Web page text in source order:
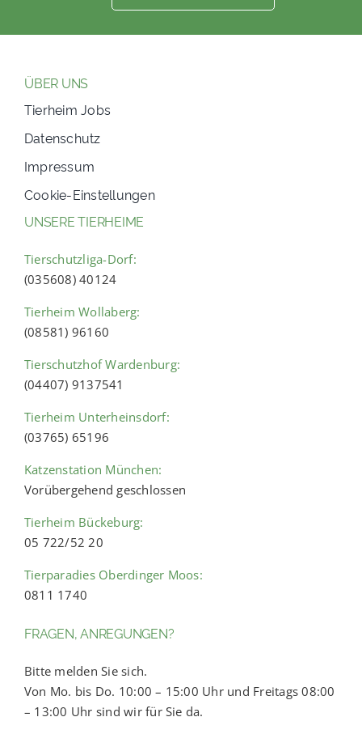
ÜBER UNS
Tierheim Jobs
Datenschutz
Impressum
Cookie-Einstellungen
UNSERE TIERHEIME
Tierschutzliga-Dorf:
(035608) 40124
Tierheim Wollaberg:
(08581) 96160
Tierschutzhof Wardenburg:
(04407) 9137541
Tierheim Unterheinsdorf:
(03765) 65196
Katzenstation München:
Vorübergehend geschlossen
Tierheim Bückeburg:
05 722/52 20
Tierparadies Oberdinger Moos:
0811 1740
FRAGEN, ANREGUNGEN?
Bitte melden Sie sich.
Von Mo. bis Do. 10:00 – 15:00 Uhr und Freitags 08:00
– 13:00 Uhr sind wir für Sie da.